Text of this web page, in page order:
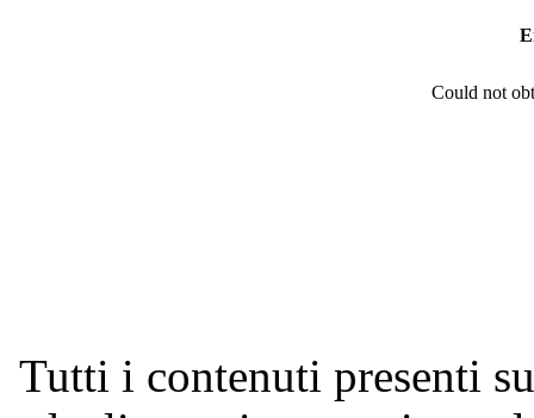
Could not
Tutti i contenuti presenti